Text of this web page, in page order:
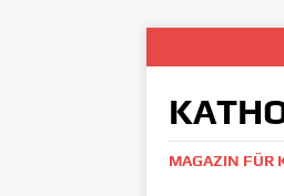
MAGAZIN FÜR